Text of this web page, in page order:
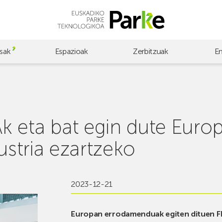
Espazioak Zerbitzuak
eta bat egin dute
ezartzeko
2023-12-21
Europan errodamenduak egiten dituen